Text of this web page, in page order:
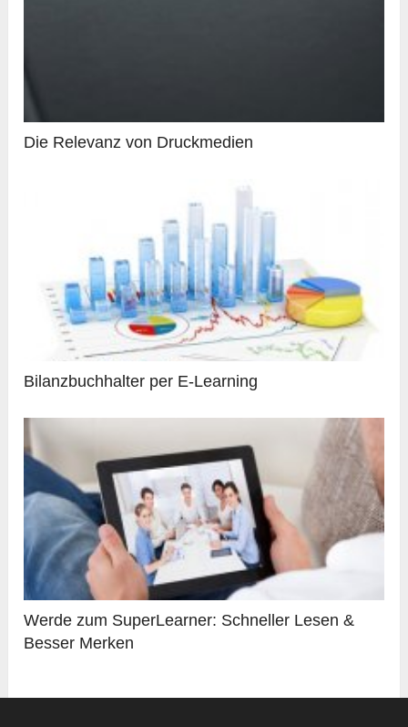
Die Relevanz von Druckmedien
Bilanzbuchhalter per E-Learning
Werde zum SuperLearner: Schneller Lesen &
Besser Merken